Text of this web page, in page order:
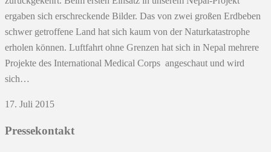
ergaben sich erschreckende Bilder. Das von zwei großen Erdbeben
schwer getroffene Land hat sich kaum von der Naturkatastrophe
erholen können. Luftfahrt ohne Grenzen hat sich in Nepal mehrere
Projekte des International Medical Corps angeschaut und wird
sich…
17. Juli 2015
Pressekontakt